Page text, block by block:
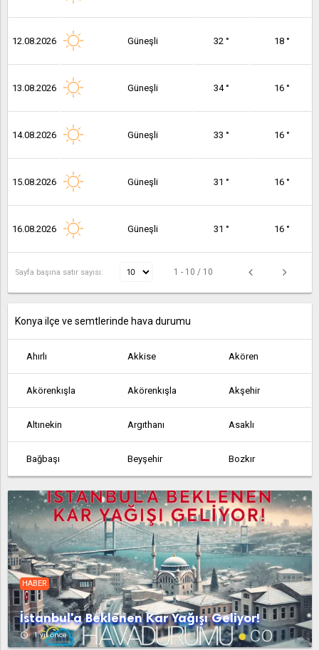
12.08.2026 Güneşli 32 ° 18 °
13.08.2026 Güneşli 34 ° 16 °
14.08.2026 Güneşli 33 ° 16 °
15.08.2026 Güneşli 31 ° 16 °
16.08.2026 Güneşli 31 ° 16 °
Sayfa başına satır sayısı: 1 - 10 / 10
Konya ilçe ve semtlerinde hava durumu
Ahırlı Akkise Akören
Akörenkışla Akörenkışla Akşehir
Altınekin Argıthanı Asaklı
Bağbaşı Beyşehir Bozkır
Çakmak Çeltik Çeşmelisebil
Cihanbeyli Çumra Derbent
Derebucak Dineksaray Doğanbey
Doğanhisar Dokuzatlı Emirgazi
Ereğli Gölören Hadim
HABER
İstanbul'a Beklenen Kar Yağışı Geliyor!
access_time 1 yıl önce